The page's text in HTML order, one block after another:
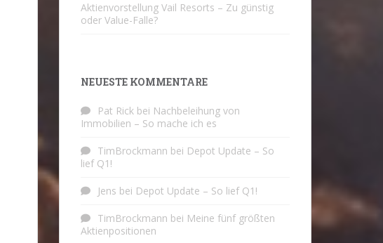
Aktienvorstellung Vail Resorts – Zu günstig
oder Value-Falle?
NEUESTE KOMMENTARE
Pat Rick bei Nachbeleihung von
Immobilien – So mache ich es
TimBrockmann bei Depot Update – So
lief Q1!
Jens bei Depot Update – So lief Q1!
TimBrockmann bei Meine fünf größten
Aktienpositionen